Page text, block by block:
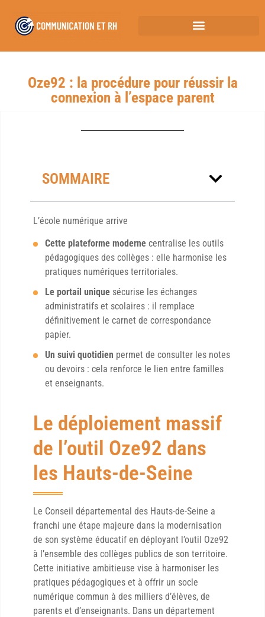
Oze92 : la procédure pour réussir la
connexion à l’espace parent
SOMMAIRE
L’école numérique arrive
Cette plateforme moderne centralise les outils
pédagogiques des collèges : elle harmonise les
pratiques numériques territoriales.
Le portail unique sécurise les échanges
administratifs et scolaires : il remplace
définitivement le carnet de correspondance
papier.
Un suivi quotidien permet de consulter les notes
ou devoirs : cela renforce le lien entre familles
et enseignants.
Le déploiement massif
de l’outil Oze92 dans
les Hauts-de-Seine
Le Conseil départemental des Hauts-de-Seine a
franchi une étape majeure dans la modernisation
de son système éducatif en déployant l’outil Oze92
à l’ensemble des collèges publics de son territoire.
Cette initiative ambitieuse vise à harmoniser les
pratiques pédagogiques et à offrir un socle
numérique commun à des milliers d’élèves, de
parents et d’enseignants. Dans un département